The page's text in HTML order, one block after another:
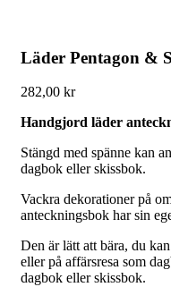
Läder Pentagon &
282,00 kr
Handgjord läder
Stängd med spänne kan
dagbok eller skissbok.
Vackra dekorationer på
anteckningsbok har sin
Den är lätt att bära, du
eller på affärsresa som
dagbok eller skissbok.